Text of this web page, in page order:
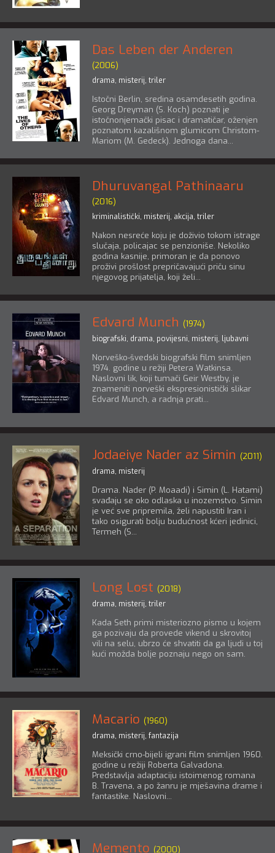
Das Leben der Anderen
(2006)
drama, misterij, triler
Istočni Berlin, sredina osamdesetih godina.
Georg Dreyman (S. Koch) poznati je
istočnonjemački pisac i dramatičar, oženjen
poznatom kazališnom glumicom Christom-
Mariom (M. Gedeck). Jednoga dana...
Dhuruvangal Pathinaaru
(2016)
kriminalistički, misterij, akcija, triler
Nakon nesreće koju je doživio tokom istrage
slučaja, policajac se penzioniše. Nekoliko
godina kasnije, primoran je da ponovo
proživi prošlost prepričavajući priču sinu
njegovog prijatelja, koji želi...
Edvard Munch (1974)
biografski, drama, povijesni, misterij, ljubavni
Norveško-švedski biografski film snimljen
1974. godine u režiji Petera Watkinsa.
Naslovni lik, koji tumači Geir Westby, je
znameniti norveški ekspresionistički slikar
Edvard Munch, a radnja prati...
Jodaeiye Nader az Simin (2011)
drama, misterij
Drama. Nader (P. Moaadi) i Simin (L. Hatami)
svađaju se oko odlaska u inozemstvo. Simin
je već sve pripremila, želi napustiti Iran i
tako osigurati bolju budućnost kćeri jedinici,
Termeh (S...
Long Lost (2018)
drama, misterij, triler
Kada Seth primi misteriozno pismo u kojem
ga pozivaju da provede vikend u skrovitoj
vili na selu, ubrzo će shvatiti da ga ljudi u toj
kući možda bolje poznaju nego on sam.
Macario (1960)
drama, misterij, fantazija
Meksički crno-bijeli igrani film snimljen 1960.
godine u režiji Roberta Galvadona.
Predstavlja adaptaciju istoimenog romana
B. Travena, a po žanru je mješavina drame i
fantastike. Naslovni...
Memento (2000)